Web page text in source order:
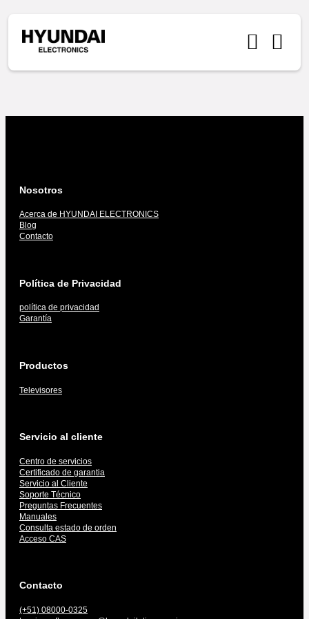
Nosotros
Acerca de HYUNDAI ELECTRONICS
Blog
Contacto
Política de Privacidad
política de privacidad
Garantía
Productos
Televisores
Servicio al cliente
Centro de servicios
Certificado de garantia
Servicio al Cliente
Soporte Técnico
Preguntas Frecuentes
Manuales
Consulta estado de orden
Acceso CAS
Contacto
(+51) 08000-0325